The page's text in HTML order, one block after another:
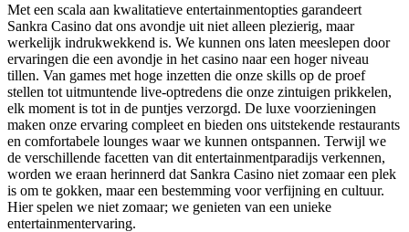
Met een scala aan kwalitatieve entertainmentopties garandeert
Sankra Casino dat ons avondje uit niet alleen plezierig, maar
werkelijk indrukwekkend is. We kunnen ons laten meeslepen door
ervaringen die een avondje in het casino naar een hoger niveau
tillen. Van games met hoge inzetten die onze skills op de proef
stellen tot uitmuntende live-optredens die onze zintuigen prikkelen,
elk moment is tot in de puntjes verzorgd. De luxe voorzieningen
maken onze ervaring compleet en bieden ons uitstekende restaurants
en comfortabele lounges waar we kunnen ontspannen. Terwijl we
de verschillende facetten van dit entertainmentparadijs verkennen,
worden we eraan herinnerd dat Sankra Casino niet zomaar een plek
is om te gokken, maar een bestemming voor verfijning en cultuur.
Hier spelen we niet zomaar; we genieten van een unieke
entertainmentervaring.